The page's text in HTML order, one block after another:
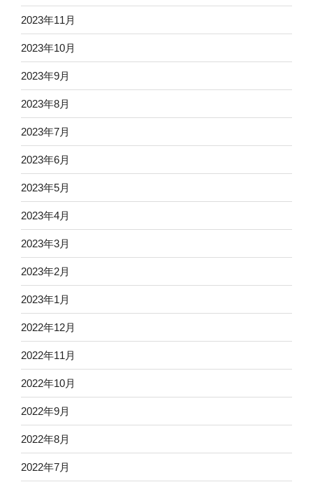
2023年11月
2023年10月
2023年9月
2023年8月
2023年7月
2023年6月
2023年5月
2023年4月
2023年3月
2023年2月
2023年1月
2022年12月
2022年11月
2022年10月
2022年9月
2022年8月
2022年7月